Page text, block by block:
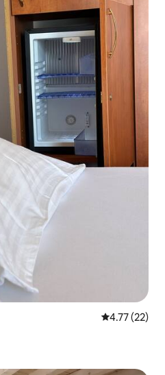
レビュー22
4.77 (22)